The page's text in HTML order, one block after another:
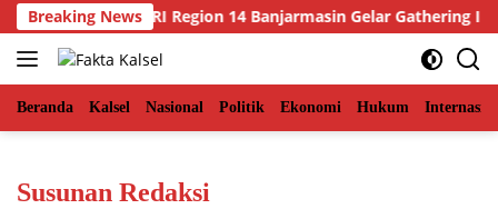
Langsung
ke
konten
Breaking News
Migas Kalsel, BRI Region 14 Banjarmasin Gelar Gathering
Beranda Kalsel Nasional Politik Ekonomi Hukum
Susunan Redaksi